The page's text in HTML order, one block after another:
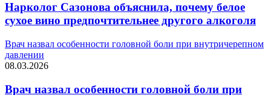
Нарколог Сазонова объяснила, почему белое
сухое вино предпочтительнее другого алкоголя
Врач назвал особенности головной боли при внутричерепном
давлении
08.03.2026
Врач назвал особенности головной боли при